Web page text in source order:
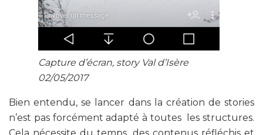
Capture d’écran, story Val d’Isère
02/05/2017
Bien entendu, se lancer dans la création de stories
n’est pas forcément adapté à toutes les structures.